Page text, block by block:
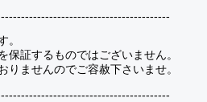
。
証するものではございません。
ませんのでご容赦下さいませ。